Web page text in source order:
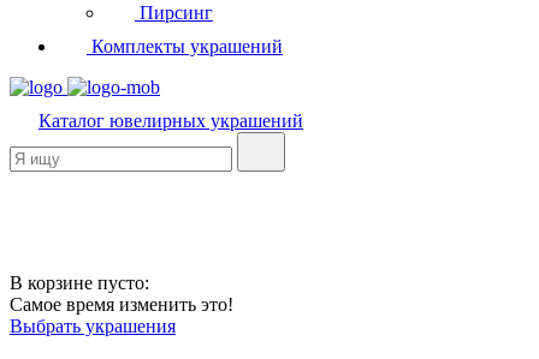
Пирсинг
Комплекты украшений
Каталог ювелирных украшений
В корзине пусто:
Самое время изменить это!
Выбрать украшения